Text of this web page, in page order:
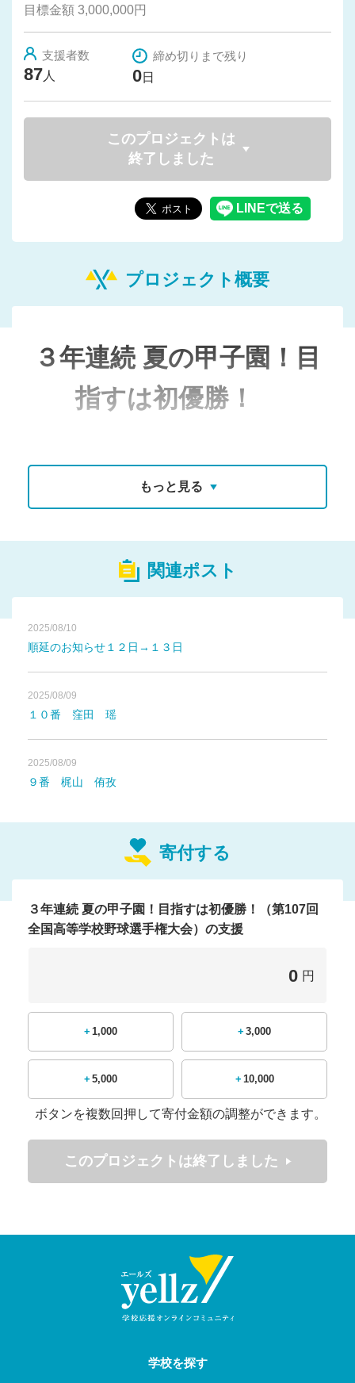
目標金額 3,000,000円
支援者数
87 人
締め切りまで残り
0日
このプロジェクトは
終了しました
プロジェクト概要
３年連続 夏の甲子園！目
指すは初優勝！
～『知愛・にんげん力野
球』神村学園男子野球部
～
神村学園高等部男子硬式野球部は，県大会での厳
今年の夏のテーマは「知愛・にん
なり，戦略にも活かされます。
る。その結果，仲間意識が生まれチーム力につなが
そして“愛”は，皆様から愛されるチーム，皆様を
愛するチーム，感謝の気持ちを愛という形で恩返し
張りたいと思います。
選手達は，甲子園という大舞台でチーム全員が意
識を共有し全員野球で臨みますので，皆様の温かく
も力強いご声援をいただきますよう，よろしくお願
い申し上げます。
もっと見る
関連ポスト
2025/08/10
順延のお知らせ１２日→１３日
2025/08/09
１０番 窪田 瑶
2025/08/09
９番 梶山 侑孜
寄付する
３年連続 夏の甲子園！目指すは初優勝！（第107回
全国高等学校野球選手権大会）の支援
0 円
+1,000 +3,000
+5,000 +10,000
ボタンを複数回押して寄付金額の調整ができます。
このプロジェクトは終了しました
学校を探す